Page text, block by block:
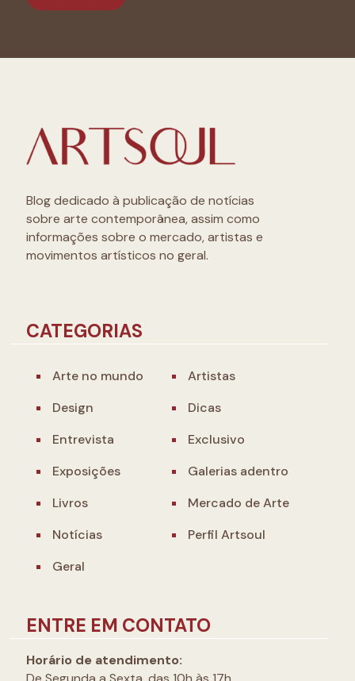
Blog dedicado à publicação de notícias
sobre arte contemporânea, assim como
informações sobre o mercado, artistas e
movimentos artísticos no geral.
CATEGORIAS
Arte no mundo
Artistas
Design
Dicas
Entrevista
Exclusivo
Exposições
Galerias adentro
Livros
Mercado de Arte
Notícias
Perfil Artsoul
Geral
ENTRE EM CONTATO
Horário de atendimento: